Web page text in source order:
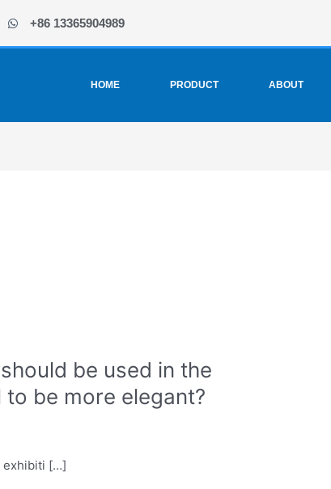
+86 13365904989
HOME PRODUCT ABOUT
be used in the
be more elegant?
exhibiti […]